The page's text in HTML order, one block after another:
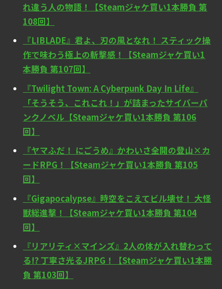
れ違う人の物語！【Steamジャケ買い1本勝負 第
108回】
『LIBLADE』君よ、刃の風となれ！ スティック操
作で味わう極上の斬撃感！【Steamジャケ買い1
本勝負 第107回】
『Twilight Town: A Cyberpunk Day In Life』
「そうそう、これこれ！」が詰まったサイバーパ
ンクノベル【Steamジャケ買い1本勝負 第106
回】
『ヤマふだ！ にごうめ』かわいさ全開の登山×カ
ードRPG！【Steamジャケ買い1本勝負 第105
回】
『Gigapocalypse』時空をこえてビル壊せ！ 大怪
獣総進撃！【Steamジャケ買い1本勝負 第104
回】
『リアリティ×マインズ』2人の体が入れ替わって
る!? 丁寧さ光るJRPG！【Steamジャケ買い1本勝
負 第103回】